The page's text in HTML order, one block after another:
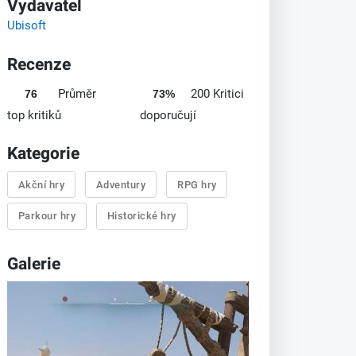
Vydavatel
Ubisoft
Recenze
76
Průměr
top kritiků
73%
200 Kritici
doporučují
Kategorie
Akční hry Adventury RPG hry
Parkour hry Historické hry
Galerie